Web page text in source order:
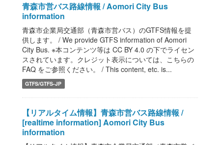
青森市営バス路線情報 / Aomori City Bus
information
青森市企業局交通部（青森市営バス）のGTFS情報を提
供します。 / We provide GTFS information of Aomori
City Bus. ※本コンテンツ等は CC BY 4.0 の下でライセン
スされています。クレジット表示については、こちらの
FAQ をご参照ください。 / This content, etc. is...
GTFS/GTFS-JP
【リアルタイム情報】青森市営バス路線情報 /
[realtime information] Aomori City Bus
information